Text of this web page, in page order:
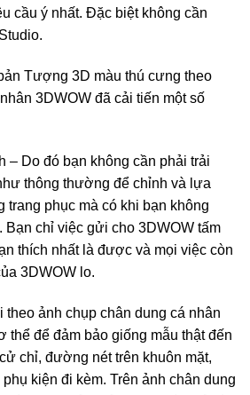
cầu ý nhất. Đặc biệt không cần
Tượng 3D màu thú cưng theo
3DWOW đã cải tiến một số
– Do đó bạn không cần phải trải
thông thường để chỉnh và lựa
trang phục mà có khi bạn không
chỉ việc gửi cho 3DWOW tấm
thích nhất là được và mọi việc còn
3DWOW lo.
ảnh chụp chân dung cá nhân
thể để đảm bảo giống mẫu thật đến
chỉ, đường nét trên khuôn mặt,
kiện đi kèm. Trên ảnh chân dung